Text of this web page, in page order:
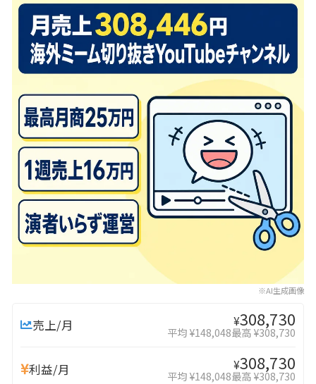
※AI生成画像
売上/月 ¥308,730
平均 ¥148,048最高 ¥308,730
利益/月 ¥308,730
平均 ¥148,048最高 ¥308,730